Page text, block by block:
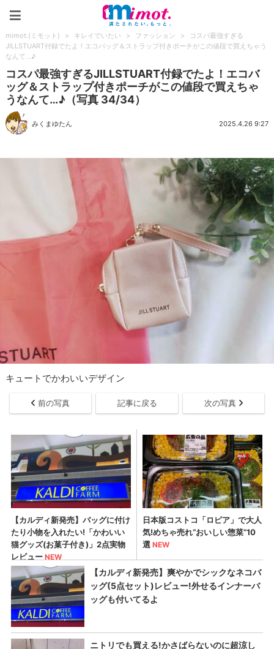
mimot.(ミモット) > キレイでいたい > ファッション >
コスパ最強すぎる
JILLSTUART付録でたよ！エコバッグ＆ストラップ付きポーチがこの値段で買えちゃう
なんて…♪
コスパ最強すぎるJILLSTUART付録でたよ！エコバ
ッグ＆ストラップ付きポーチがこの値段で買えちゃ
うなんて…♪（写真 34/34）
みくまゆたん 2025.4.26 9:27
キュートでかわいいデザイン
前の写真 記事に戻る 次の写真